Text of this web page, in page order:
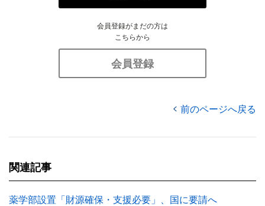
会員登録がまだの方は
こちらから
会員登録
前のページへ戻る
関連記事
薬学部設置「財源確保・支援必要」、国に要請へ